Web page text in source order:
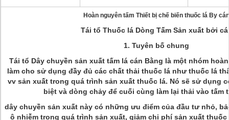
Hoàn nguyên tấm Thiết bị chế biến thuốc lá By cán
Tái tổ Thuốc lá Dòng Tấm Sản xuất bởi
1. Tuyên bố chung
Tái tổ Dây chuyền sản xuất tấm lá cán Bằng là một nhóm
làm cho sử dụng đầy đủ các chất thải thuốc lá như thuốc lá
vv sản xuất trong quá trình sản xuất thuốc lá. Nó sẽ sử dụng
biệt và dòng chảy để cuối cùng làm lại thải vào tấm
dây chuyền sản xuất này có những ưu điểm của đầu tư nhỏ,
ô nhiễm trong quá trình sản xuất, giảm chi phí sản xuất